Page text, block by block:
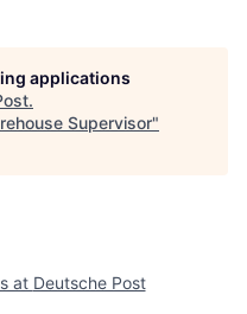
applications
.
Supervisor"
at Deutsche Post